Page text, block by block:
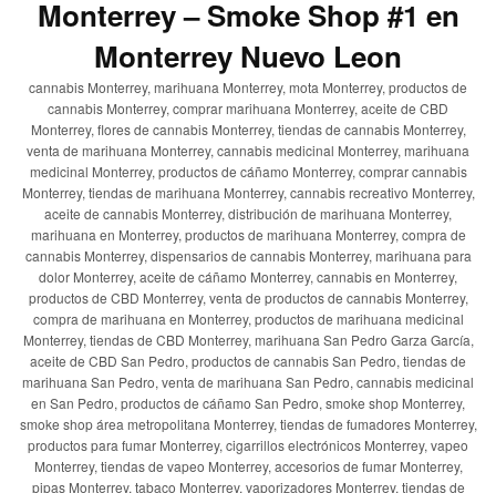
Monterrey – Smoke Shop #1 en
Monterrey Nuevo Leon
cannabis Monterrey, marihuana Monterrey, mota Monterrey, productos de
cannabis Monterrey, comprar marihuana Monterrey, aceite de CBD
Monterrey, flores de cannabis Monterrey, tiendas de cannabis Monterrey,
venta de marihuana Monterrey, cannabis medicinal Monterrey, marihuana
medicinal Monterrey, productos de cáñamo Monterrey, comprar cannabis
Monterrey, tiendas de marihuana Monterrey, cannabis recreativo Monterrey,
aceite de cannabis Monterrey, distribución de marihuana Monterrey,
marihuana en Monterrey, productos de marihuana Monterrey, compra de
cannabis Monterrey, dispensarios de cannabis Monterrey, marihuana para
dolor Monterrey, aceite de cáñamo Monterrey, cannabis en Monterrey,
productos de CBD Monterrey, venta de productos de cannabis Monterrey,
compra de marihuana en Monterrey, productos de marihuana medicinal
Monterrey, tiendas de CBD Monterrey, marihuana San Pedro Garza García,
aceite de CBD San Pedro, productos de cannabis San Pedro, tiendas de
marihuana San Pedro, venta de marihuana San Pedro, cannabis medicinal
en San Pedro, productos de cáñamo San Pedro, smoke shop Monterrey,
smoke shop área metropolitana Monterrey, tiendas de fumadores Monterrey,
productos para fumar Monterrey, cigarrillos electrónicos Monterrey, vapeo
Monterrey, tiendas de vapeo Monterrey, accesorios de fumar Monterrey,
pipas Monterrey, tabaco Monterrey, vaporizadores Monterrey, tiendas de